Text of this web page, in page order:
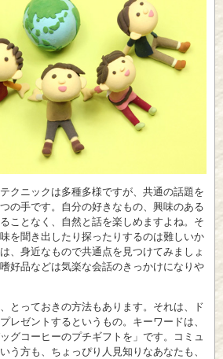
クニックは多種多様ですが、共通の話題を
の手です。自分の好きなもの、興味のある
ことなく、自然と話を楽しめますよね。そ
を聞き出したり探ったりするのは難しいか
、身近なもので共通点を見つけてみましょ
好品などは気楽な会話のきっかけになりや
とっておきの方法もあります。それは、ド
レゼントするというもの。キーワードは、
グコーヒーのプチギフトを」です。コミュ
う方も、ちょっぴり人見知りなあなたも、